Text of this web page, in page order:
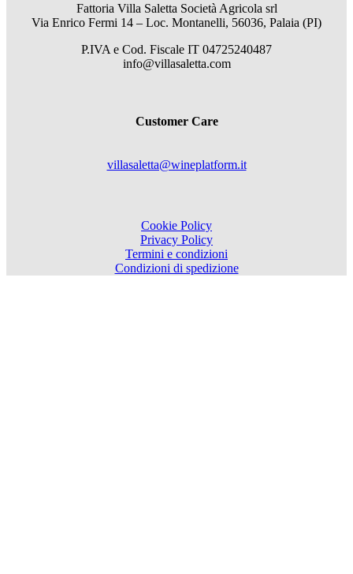
Fattoria Villa Saletta Società Agricola srl
Via Enrico Fermi 14 – Loc. Montanelli, 56036, Palaia (PI)
P.IVA e Cod. Fiscale IT 04725240487
info@villasaletta.com
Customer Care
villasaletta@wineplatform.it
Cookie Policy
Privacy Policy
Termini e condizioni
Condizioni di spedizione